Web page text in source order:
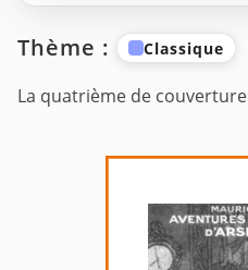
Thème : Classique
La quatrième de couverture